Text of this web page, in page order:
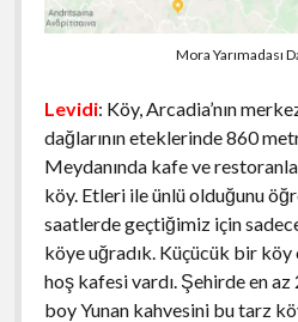
Mora Yarımadası
Levidi: Köy, Arcadia’nın
dağlarının eteklerinde 860
Meydanında kafe ve
köy. Etleri ile ünlü olduğunu
saatlerde geçtiğimiz için
köye uğradık. Küçücük bir köy
hoş kafesi vardı. Şehirde en
boy Yunan kahvesini bu tarz